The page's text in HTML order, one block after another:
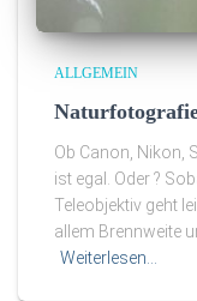
ALLGEMEIN
Ob Canon, Nikon,
ist egal. Oder ?
Teleobjektiv geht
allem Brennweite
Weiterlesen…